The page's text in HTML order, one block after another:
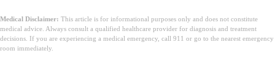
Medical Disclaimer: This article is for informational purposes only and does not constitute
medical advice. Always consult a qualified healthcare provider for diagnosis and treatment
decisions. If you are experiencing a medical emergency, call 911 or go to the nearest emergency
room immediately.